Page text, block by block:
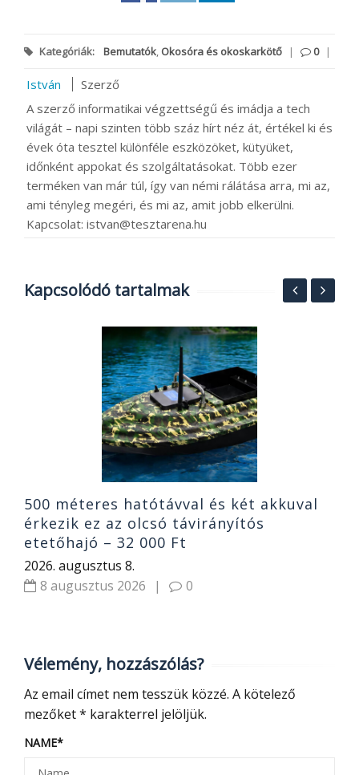
Kategóriák: Bemutatók, Okosóra és okoskarkötő | 0 |
István
Szerző
A szerző informatikai végzettségű és imádja a tech
világát – napi szinten több száz hírt néz át, értékel ki és
évek óta tesztel különféle eszközöket, kütyüket,
időnként appokat és szolgáltatásokat. Több ezer
terméken van már túl, így van némi rálátása arra, mi az,
ami tényleg megéri, és mi az, amit jobb elkerülni.
Kapcsolat: istvan@tesztarena.hu
Kapcsolódó tartalmak
500 méteres hatótávval és két akkuval
érkezik ez az olcsó távirányítós
etetőhajó – 32 000 Ft
2026. augusztus 8.
8 augusztus 2026
| 0
Vélemény, hozzászólás?
Az email címet nem tesszük közzé. A kötelező
mezőket* karakterrel jelöljük.
NAME*